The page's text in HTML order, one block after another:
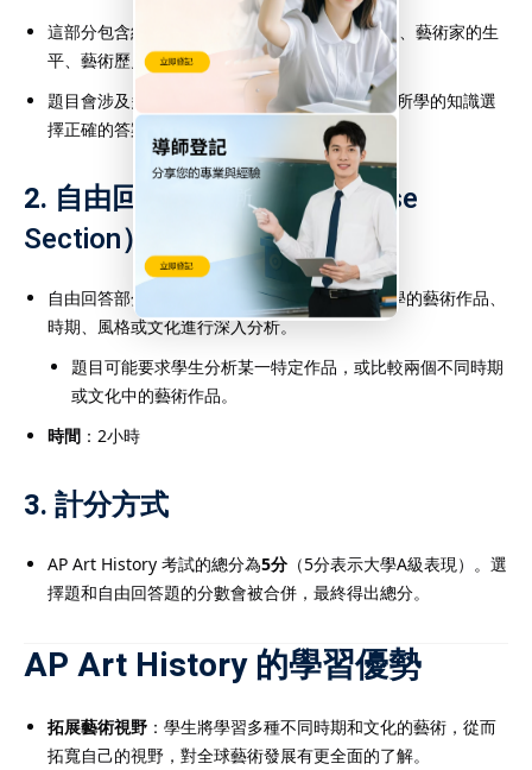
這部分包含約
，測試學生對藝術作品、藝術家的生
平、藝術歷史和背景的理解。
題目會涉及多個藝術時期和文化，學生需要根據所學的知識選
擇正確的答案。
2. 自由回答題（Free Response
Section）
自由回答部分包含
，要求學生根據所學的藝術作品、
時期、風格或文化進行深入分析。
題目可能要求學生分析某一特定作品，或比較兩個不同時期
或文化中的藝術作品。
時間 ：2小時
3. 計分方式
AP Art History 考試的總分為5分 （5分表示大學A級表現）。選
擇題和自由回答題的分數會被合併，最終得出總分。
AP Art History 的學習優勢
拓展藝術視野 ：學生將學習多種不同時期和文化的藝術，從而
拓寬自己的視野，對全球藝術發展有更全面的了解。